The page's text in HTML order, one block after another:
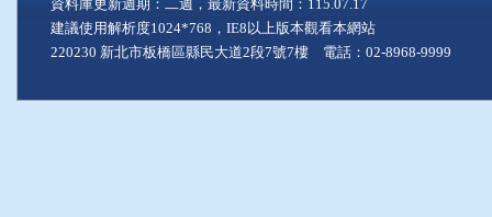
資料庫更新週期：二週，最新資料時間：115.07.17
建議使用解析度1024*768，IE8以上版本觀看本網站
220230 新北市板橋區縣民大道2段7號7樓 電話：02-8968-9999